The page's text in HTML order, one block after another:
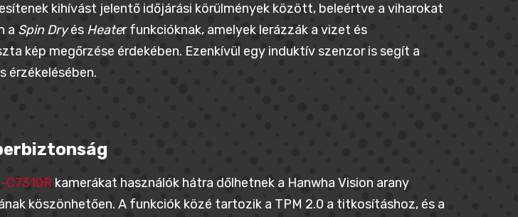
kihívást jelentő időjárási körülmények között, beleértve a viharokat
a Spin Dryés Heater funkcióknak, amelyek lerázzák a vizet és
kép megőrzése érdekében. Ezenkívül egy induktív szenzor is segít a
érzékelésében.
C7310Rkamerákat használók hátra dőlhetnek a Hanwha Vision arany
köszönhetően. A funkciók közé tartozik a TPM 2.0 a titkosításhoz, és a